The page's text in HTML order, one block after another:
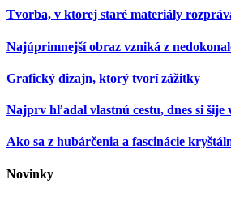
Tvorba, v ktorej staré materiály
Najúprimnejší obraz vzniká z
Grafický dizajn, ktorý tvorí zážitky
Najprv hľadal vlastnú cestu, dnes si šije
Ako sa z hubárčenia a fascinácie
Novinky